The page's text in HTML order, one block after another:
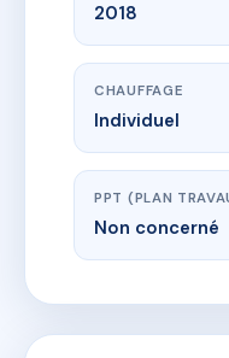
2018
CHAUFFAGE
Individuel
PPT (PLAN
Non concerné